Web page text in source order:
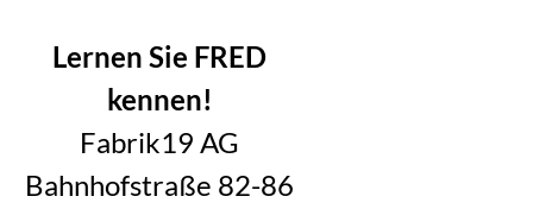
Lernen Sie FRED
kennen!
Fabrik19 AG
Bahnhofstraße 82-86